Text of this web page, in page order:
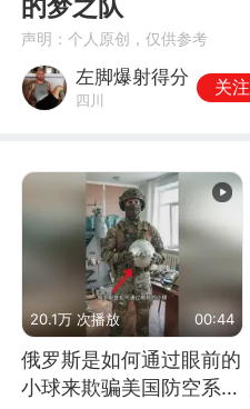
的梦之队
声明：个人原创，仅供参考
左脚爆射得分
四川
关注
20.1万 次播放 00:44
俄罗斯是如何通过眼前的
小球来欺骗美国防空系统